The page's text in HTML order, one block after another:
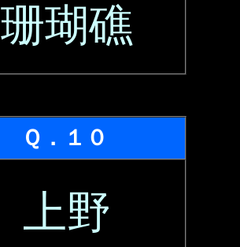
珊瑚礁
Ｑ．１０
上野